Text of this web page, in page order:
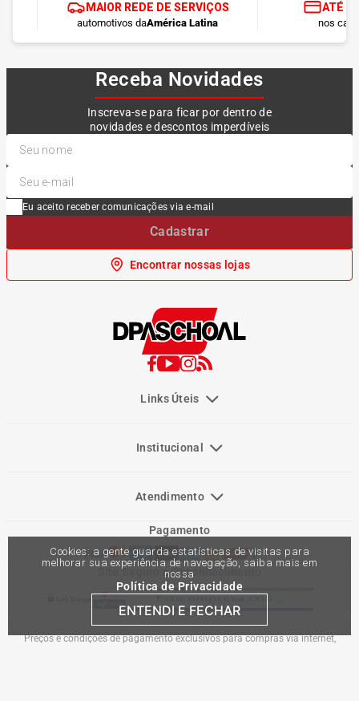
Cookies: a gente guarda estatísticas de visitas para
melhorar sua experiência de navegação, saiba mais em
nossa
Política de Privacidade
ENTENDI E FECHAR
MAIOR REDE DE SERVIÇOS
automotivos daAmérica Latina
ATÉ
nos
Receba Novidades
Inscreva-se para ficar por dentro de
novidades e descontos imperdíveis
Eu aceito receber comunicações via e-mail
Cadastrar
Encontrar nossas lojas
Links Úteis
Institucional
Atendimento
Pagamento
Site Seguro e Reconhecimento
Preços e condições de pagamento exclusivos para compras via internet,